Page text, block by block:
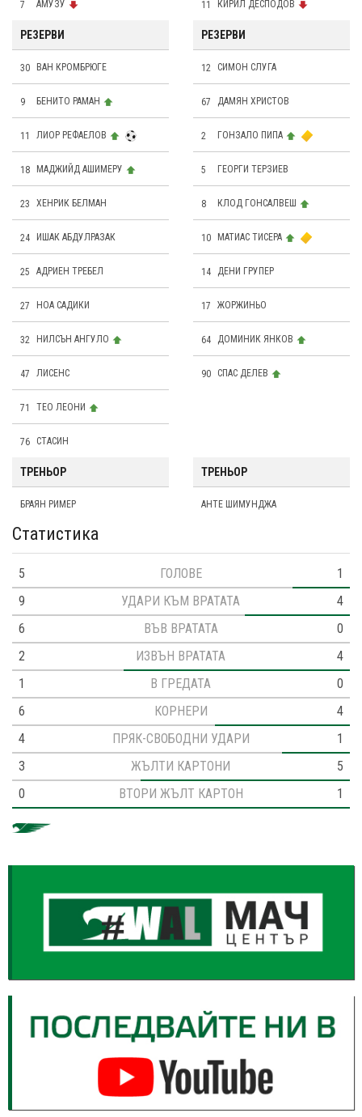
7 АМУЗУ
РЕЗЕРВИ
30 ВАН КРОМБРЮГЕ
9 БЕНИТО РАМАН
11 ЛИОР РЕФАЕЛОВ
18 МАДЖИЙД АШИМЕРУ
23 ХЕНРИК БЕЛМАН
24 ИШАК АБДУЛРАЗАК
25 АДРИЕН ТРЕБЕЛ
27 НОА САДИКИ
32 НИЛСЪН АНГУЛО
47 ЛИСЕНС
71 ТЕО ЛЕОНИ
76 СТАСИН
11 КИРИЛ ДЕСПОДОВ
РЕЗЕРВИ
12 СИМОН СЛУГА
67 ДАМЯН ХРИСТОВ
2 ГОНЗАЛО ПИПА
5 ГЕОРГИ ТЕРЗИЕВ
8 КЛОД ГОНСАЛВЕШ
10 МАТИАС ТИСЕРА
14 ДЕНИ ГРУПЕР
17 ЖОРЖИНЬО
64 ДОМИНИК ЯНКОВ
90 СПАС ДЕЛЕВ
ТРЕНЬОР
БРАЯН РИМЕР
ТРЕНЬОР
АНТЕ ШИМУНДЖА
Статистика
5 ГОЛОВЕ
1
9
УДАРИ КЪМ ВРАТАТА
4
6
ВЪВ ВРАТАТА
0
2
ИЗВЪН ВРАТАТА
4
1
В ГРЕДАТА
0
6
КОРНЕРИ
4
4
ПРЯК-СВОБОДНИ УДАРИ
1
3
ЖЪЛТИ КАРТОНИ
5
0
ВТОРИ ЖЪЛТ КАРТОН 1